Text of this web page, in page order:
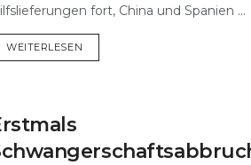
fort, China und Spanien ...
WEITERLESEN